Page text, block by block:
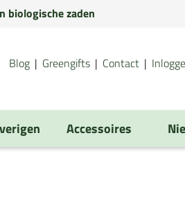
biologische zaden
Blog Greengifts Contact
Accessoires